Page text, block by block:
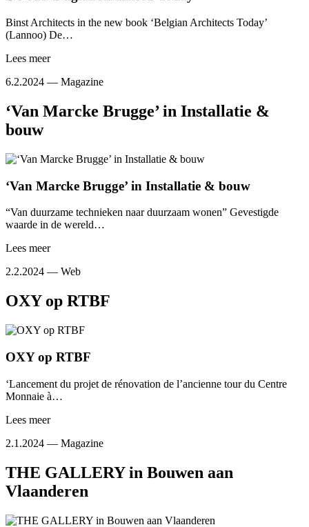
Binst Architects in the new book ‘Belgian Architects Today’
(Lannoo) De…
Lees meer
6.2.2024 — Magazine
‘Van Marcke Brugge’ in Installatie &
bouw
‘Van Marcke Brugge’ in Installatie & bouw
“Van duurzame technieken naar duurzaam wonen” Gevestigde
waarde in de wereld…
Lees meer
2.2.2024 — Web
OXY op RTBF
OXY op RTBF
‘Lancement du projet de rénovation de l’ancienne tour du Centre
Monnaie à…
Lees meer
2.1.2024 — Magazine
THE GALLERY in Bouwen aan
Vlaanderen